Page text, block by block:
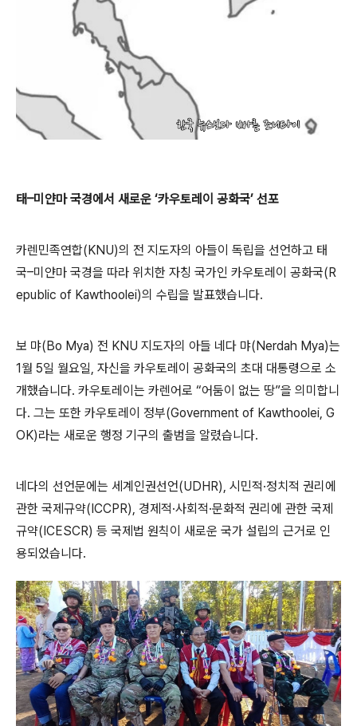
태–미얀마 국경에서 새로운 ‘카우토레이 공화국’ 선포
카렌민족연합(KNU)의 전 지도자의 아들이 독립을 선언하고 태
국–미얀마 국경을 따라 위치한 자칭 국가인 카우토레이 공화국(R
epublic of Kawthoolei)의 수립을 발표했습니다.
보 먀(Bo Mya) 전 KNU 지도자의 아들 네다 먀(Nerdah Mya)는
1월 5일 월요일, 자신을 카우토레이 공화국의 초대 대통령으로 소
개했습니다. 카우토레이는 카렌어로 “어둠이 없는 땅”을 의미합니
다. 그는 또한 카우토레이 정부(Government of Kawthoolei, G
OK)라는 새로운 행정 기구의 출범을 알렸습니다.
네다의 선언문에는 세계인권선언(UDHR), 시민적·정치적 권리에
관한 국제규약(ICCPR), 경제적·사회적·문화적 권리에 관한 국제
규약(ICESCR) 등 국제법 원칙이 새로운 국가 설립의 근거로 인
용되었습니다.